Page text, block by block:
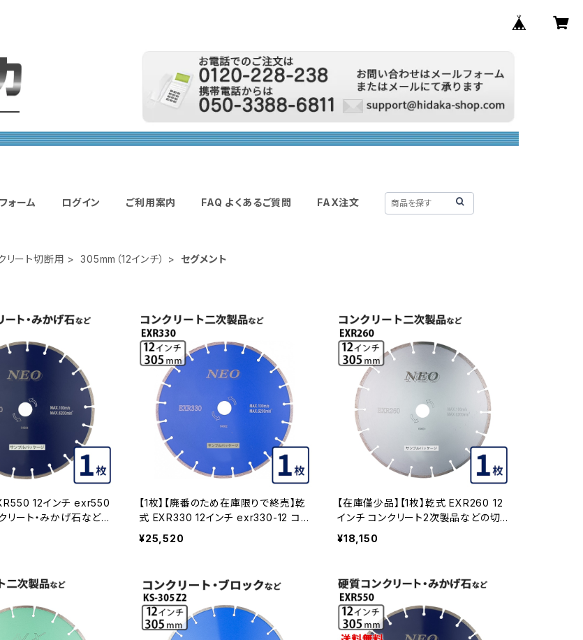
ォーム ログイン ご利用案内 FAQ よくあるご質問 FAX注文
リート切断用 305mm（12インチ） セグメント
12インチ exr550
リート・みかげ石など切
カッター ダイヤモンドブ
12
【1枚】【廃番のため在庫限りで終売】乾
式 EXR330 12インチ exr330-12 コン
クリート二次製品の切断 ダイヤモンド
カッター ダイヤモンドブレード EXR33
¥25,520
【在庫僅少品】【1枚】乾式 EXR260 12
インチ コンクリート2次製品などの切
断 ダイヤモンドブレード ダイヤモンドカ
ッター exr260-12 EXR260-12
¥18,150